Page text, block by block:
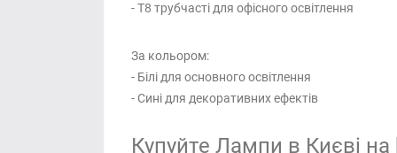
- T8 трубчасті для офісного освітлення
За кольором:
- Білі для основного освітлення
- Сині для декоративних ефектів
Купуйте Лампи в Києві